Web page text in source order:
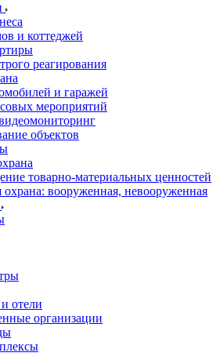
и коттеджей
реагирования
и гаражей
мероприятий
объектов
товарно-материальных ценностей
охрана: вооруженная, невооруженная
отели
организации